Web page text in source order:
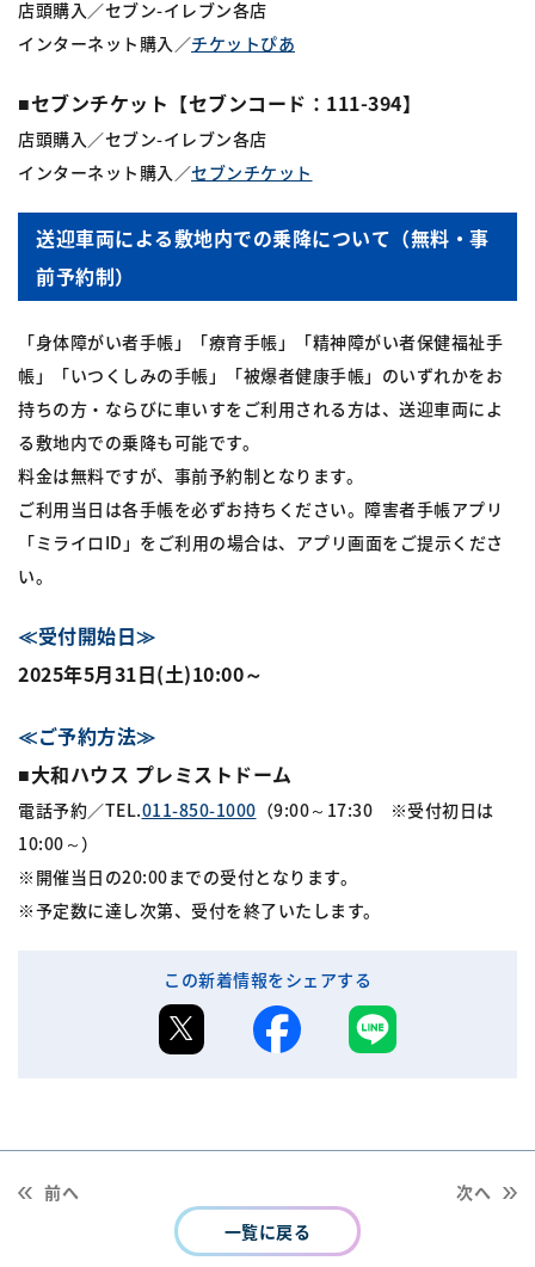
店頭購入／セブン-イレブン各店
インターネット購入／チケットぴあ
■セブンチケット【セブンコード：111-394】
店頭購入／セブン-イレブン各店
インターネット購入／セブンチケット
送迎車両による敷地内での乗降について（無料・事
前予約制）
「身体障がい者手帳」「療育手帳」「精神障がい者保健福祉手
帳」「いつくしみの手帳」「被爆者健康手帳」のいずれかをお
持ちの方・ならびに車いすをご利用される方は、送迎車両によ
る敷地内での乗降も可能です。
料金は無料ですが、事前予約制となります。
ご利用当日は各手帳を必ずお持ちください。障害者手帳アプリ
「ミライロID」をご利用の場合は、アプリ画面をご提示くださ
い。
≪受付開始日≫
2025年5月31日(土)10:00～
≪ご予約方法≫
■大和ハウス プレミストドーム
電話予約／TEL.011-850-1000 （9:00～17:30 ※受付初日は
10:00～）
※開催当日の20:00までの受付となります。
※予定数に達し次第、受付を終了いたします。
この新着情報をシェアする
前へ
一覧に戻る
次へ